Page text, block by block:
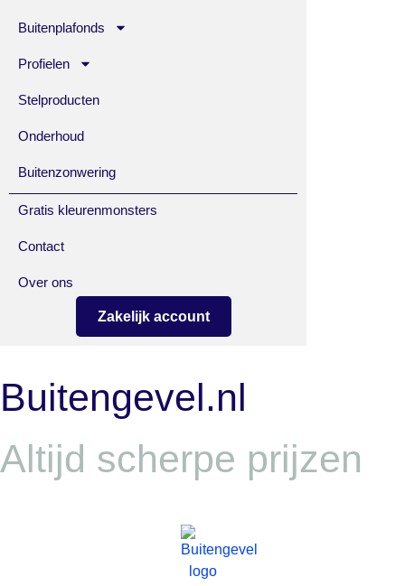
Buitenplafonds
Profielen
Stelproducten
Onderhoud
Buitenzonwering
Gratis kleurenmonsters
Contact
Over ons
Zakelijk account
Buitengevel.nl
Altijd scherpe prijzen